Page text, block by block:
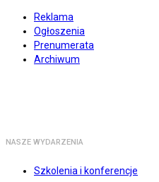
Reklama
Ogłoszenia
Prenumerata
Archiwum
NASZE WYDARZENIA
Szkolenia i konferencje